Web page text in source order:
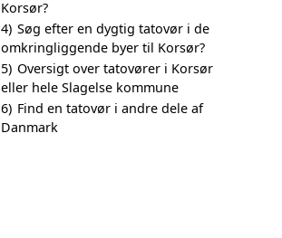
Korsør?
4) Søg efter en dygtig tatovør i de
omkringliggende byer til Korsør?
5) Oversigt over tatovører i Korsør
eller hele Slagelse kommune
6) Find en tatovør i andre dele af
Danmark